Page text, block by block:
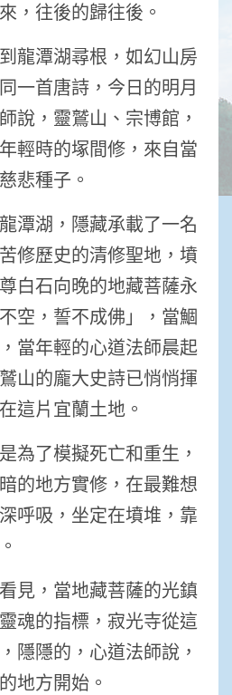
，往後的歸往後。
龍潭湖尋根，如幻山房
一首唐詩，今日的明月
說，靈鷲山、宗博館，
輕時的塚間修，來自當
悲種子。
潭湖，隱藏承載了一名
修歷史的清修聖地，墳
白石向晚的地藏菩薩永
空，誓不成佛」，當鯝
當年輕的心道法師晨起
山的龐大史詩已悄悄揮
這片宜蘭土地。
為了模擬死亡和重生，
的地方實修，在最難想
呼吸，坐定在墳堆，靠
見，當地藏菩薩的光鎮
魂的指標，寂光寺從這
隱隱的，心道法師說，
地方開始。